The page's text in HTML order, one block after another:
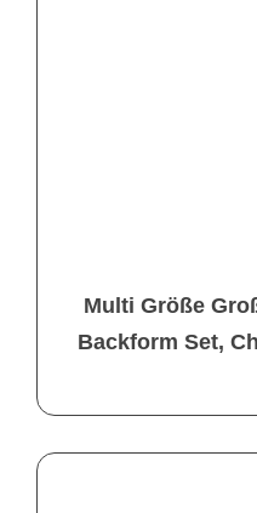
Multi Größe
Backform Set,